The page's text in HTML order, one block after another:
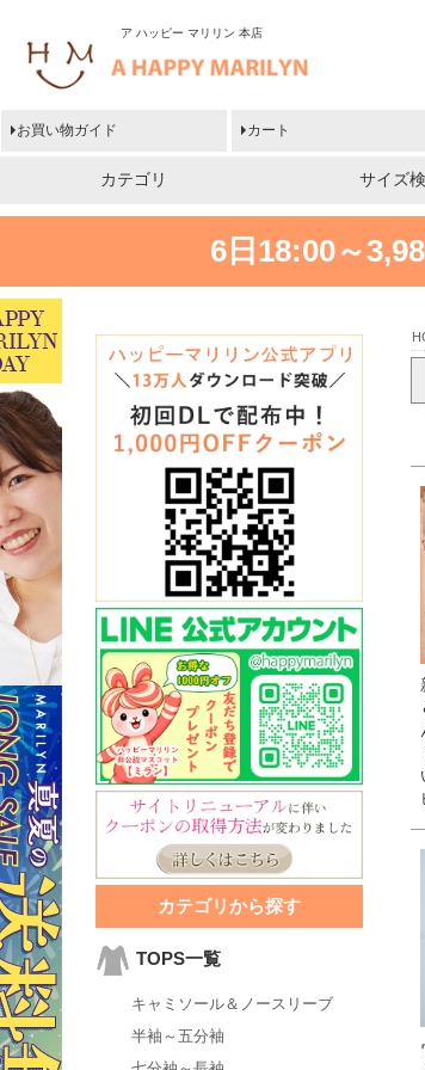
ア ハッピー マリリン 本店
お買い物ガイド カート
カテゴリ サイズ
6日18:00～
カテゴリから探す
TOPS一覧
キャミソール＆ノースリーブ
半袖～五分袖